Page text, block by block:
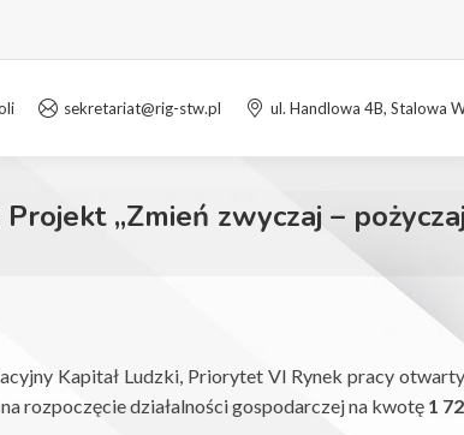
sekretariat@rig-stw.pl ul. Handlowa 4B, Stalowa
„Zmień zwyczaj –
Kapitał Ludzki, Priorytet VI Rynek pracy
na rozpoczęcie działalności gospodarczej na kwotę 1